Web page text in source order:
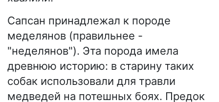
Сапсан принадлежал к породе
меделянов (правильнее -
"неделянов"). Эта порода имела
древнюю историю: в старину таких
собак использовали для травли
медведей на потешных боях. Предок